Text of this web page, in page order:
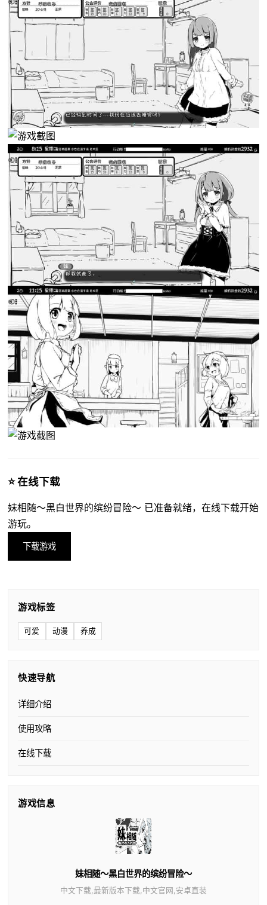
⭐ 在线下载
妹相随～黑白世界的缤纷冒险～ 已准备就绪，在线下载开始
游玩。
下载游戏
游戏标签
可爱 动漫 养成
快速导航
详细介绍
使用攻略
在线下载
游戏信息
妹相随～黑白世界的缤纷冒险～
中文下载,最新版本下载,中文官网,安卓直装